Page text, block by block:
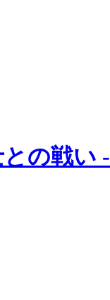
の戦い -